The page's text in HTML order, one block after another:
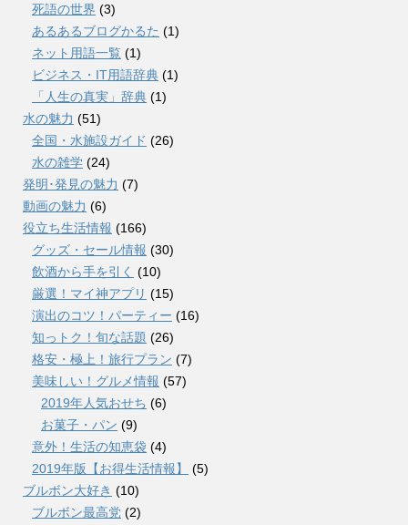
死語の世界 (3)
あるあるブログかるた (1)
ネット用語一覧 (1)
ビジネス・IT用語辞典 (1)
「人生の真実」辞典 (1)
水の魅力 (51)
全国・水施設ガイド (26)
水の雑学 (24)
発明･発見の魅力 (7)
動画の魅力 (6)
役立ち生活情報 (166)
グッズ・セール情報 (30)
飲酒から手を引く (10)
厳選！マイ神アプリ (15)
演出のコツ！パーティー (16)
知っトク！旬な話題 (26)
格安・極上！旅行プラン (7)
美味しい！グルメ情報 (57)
2019年人気おせち (6)
お菓子・パン (9)
意外！生活の知恵袋 (4)
2019年版【お得生活情報】
(5)
ブルボン大好き (10)
ブルボン最高党 (2)